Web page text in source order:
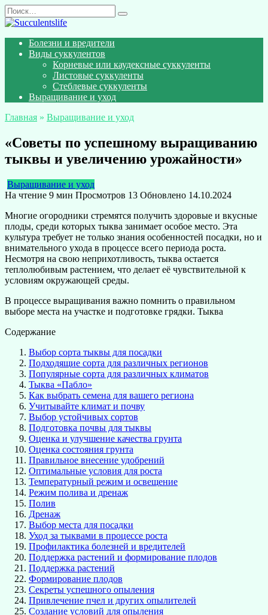
Перейти
к
Search
for:
Болезни и вредители
Виды суккулентов
Корневые или каудексные суккуленты
Листовые суккуленты
Стеблевые суккуленты
Выращивание и уход
Главная » Выращивание и уход
«Советы по успешному выращиванию
тыквы и увеличению урожайности»
Выращивание и уход
На чтение 9 мин Просмотров 13 Обновлено 14.10.2024
Многие огородники стремятся получить здоровые и вкусные
плоды, среди которых тыква занимает особое место. Эта
культура требует не только знания особенностей посадки, но и
внимательного ухода в процессе всего периода роста.
Несмотря на свою неприхотливость, тыква остается
теплолюбивым растением, что делает её чувствительной к
условиям окружающей среды.
В процессе выращивания важно помнить о правильном
выборе места на участке и подготовке грядки. Тыква
Содержание
Выбор сорта тыквы для посадки
Подходящие сорта для различных регионов
Популярные сорта для различных климатов
Тыква «Пабло»
Как выбрать семена для вашего региона
Учитывайте климат и почву
Выбор устойчивых сортов
Подготовка почвы для тыквы
Оценка и улучшение качества грунта
Оценка состояния грунта
Правильное внесение удобрений
Оптимальные условия для роста
Температурный режим и освещение
Режим полива и дренаж
Полив
Дренаж
Выбор места для посадки
Уход за тыквами в процессе роста
Профилактика болезней и вредителей
Поддержка растений и формирование плодов
Поддержка растений
Формирование плодов
Секреты успешного опыления
Привлечение пчел и других опылителей
Создание условий для опыления